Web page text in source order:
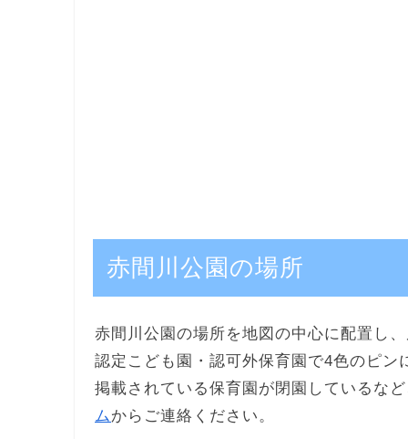
赤間川公園の場所
赤間川公園の場所を地図の中心に配置し
認定こども園・認可外保育園で4色のピン
掲載されている保育園が閉園しているな
ム からご連絡ください。